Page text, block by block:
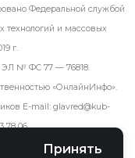
Принять
Федеральной службой
технологий и массовых
г.
ЭЛ № ФС 77 — 76818.
«ОнлайнИнфо».
E-mail: glavred@kub-
78 06.